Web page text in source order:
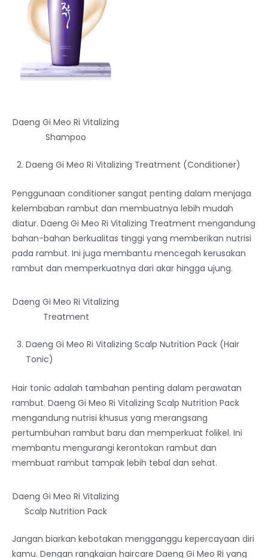
Daeng Gi Meo Ri Vitalizing
Shampoo
Daeng Gi Meo Ri Vitalizing Treatment (Conditioner)
Penggunaan conditioner sangat penting dalam menjaga
kelembaban rambut dan membuatnya lebih mudah
diatur. Daeng Gi Meo Ri Vitalizing Treatment mengandung
bahan-bahan berkualitas tinggi yang memberikan nutrisi
pada rambut. Ini juga membantu mencegah kerusakan
rambut dan memperkuatnya dari akar hingga ujung.
Daeng Gi Meo Ri Vitalizing
Treatment
Daeng Gi Meo Ri Vitalizing Scalp Nutrition Pack (Hair
Tonic)
Hair tonic adalah tambahan penting dalam perawatan
rambut. Daeng Gi Meo Ri Vitalizing Scalp Nutrition Pack
mengandung nutrisi khusus yang merangsang
pertumbuhan rambut baru dan memperkuat folikel. Ini
membantu mengurangi kerontokan rambut dan
membuat rambut tampak lebih tebal dan sehat.
Daeng Gi Meo Ri Vitalizing
Scalp Nutrition Pack
Jangan biarkan kebotakan mengganggu kepercayaan diri
kamu. Dengan rangkaian haircare Daeng Gi Meo Ri yang